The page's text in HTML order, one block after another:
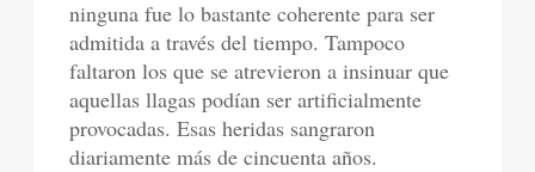
ninguna fue lo bastante coherente para ser
admitida a través del tiempo. Tampoco
faltaron los que se atrevieron a insinuar que
aquellas llagas podían ser artificialmente
provocadas. Esas heridas sangraron
diariamente más de cincuenta años.